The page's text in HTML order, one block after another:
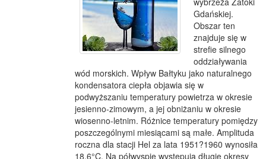
Gdańskiej.
Obszar ten
znajduje się w
strefie silnego
oddziaływania
wód morskich. Wpływ Bałtyku jako naturalnego
kondensatora ciepła objawia się w
podwyższaniu temperatury powietrza w okresie
jesienno-zimowym, a jej obniżaniu w okresie
wiosenno-letnim. Różnice temperatury pomiędzy
poszczególnymi miesiącami są małe. Amplituda
roczna dla stacji Hel za lata 1951?1960 wynosiła
18,6°C. Na półwyspie występują długie okresy